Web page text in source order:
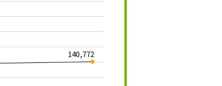
140,772